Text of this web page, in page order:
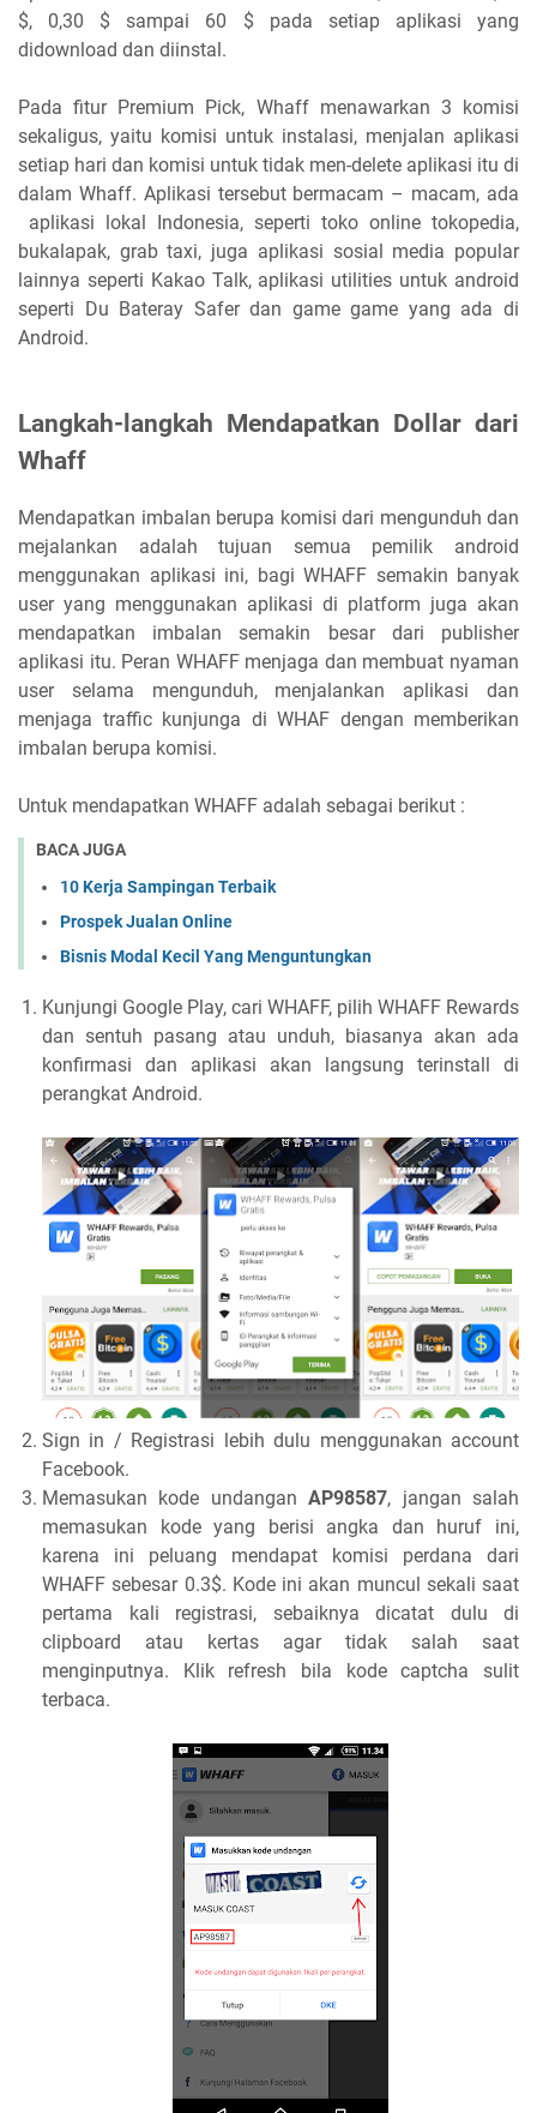
$, 0,30 $ sampai 60 $ pada setiap aplikasi yang
didownload dan diinstal.
Pada fitur Premium Pick, Whaff menawarkan 3 komisi
sekaligus, yaitu komisi untuk instalasi, menjalan aplikasi
setiap hari dan komisi untuk tidak men-delete aplikasi itu di
dalam Whaff. Aplikasi tersebut bermacam – macam, ada
aplikasi lokal Indonesia, seperti toko online tokopedia,
bukalapak, grab taxi, juga aplikasi sosial media popular
lainnya seperti Kakao Talk, aplikasi utilities untuk android
seperti Du Bateray Safer dan game game yang ada di
Android.
Langkah-langkah Mendapatkan Dollar dari
Whaff
Mendapatkan imbalan berupa komisi dari mengunduh dan
mejalankan adalah tujuan semua pemilik android
menggunakan aplikasi ini, bagi WHAFF semakin banyak
user yang menggunakan aplikasi di platform juga akan
mendapatkan imbalan semakin besar dari publisher
aplikasi itu. Peran WHAFF menjaga dan membuat nyaman
user selama mengunduh, menjalankan aplikasi dan
menjaga traffic kunjunga di WHAF dengan memberikan
imbalan berupa komisi.
Untuk mendapatkan WHAFF adalah sebagai berikut :
BACA JUGA
10 Kerja Sampingan Terbaik
Prospek Jualan Online
Bisnis Modal Kecil Yang Menguntungkan
Kunjungi Google Play, cari WHAFF, pilih WHAFF Rewards
dan sentuh pasang atau unduh, biasanya akan ada
konfirmasi dan aplikasi akan langsung terinstall di
perangkat Android.
Sign in / Registrasi lebih dulu menggunakan account
Facebook.
Memasukan kode undanganAP98587, jangan salah
memasukan kode yang berisi angka dan huruf ini,
karena ini peluang mendapat komisi perdana dari
WHAFF sebesar 0.3$. Kode ini akan muncul sekali saat
pertama kali registrasi, sebaiknya dicatat dulu di
clipboard atau kertas agar tidak salah saat
menginputnya. Klik refresh bila kode captcha sulit
terbaca.